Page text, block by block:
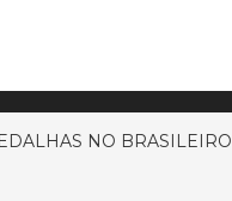
NO BRASILEIRO